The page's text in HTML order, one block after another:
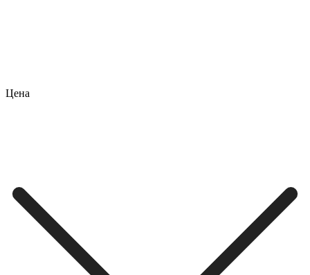
Цена